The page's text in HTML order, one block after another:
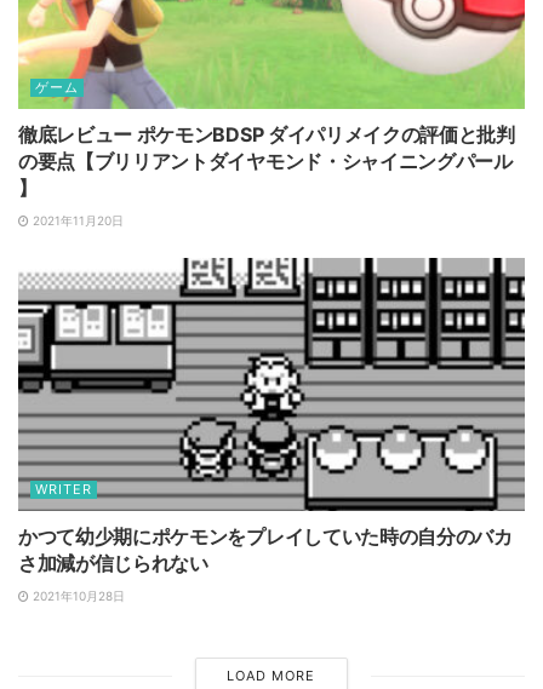
ゲーム
徹底レビュー ポケモンBDSP ダイパリメイクの評価と批判
の要点【ブリリアントダイヤモンド・シャイニングパール
】
2021年11月20日
WRITER
かつて幼少期にポケモンをプレイしていた時の自分のバカ
さ加減が信じられない
2021年10月28日
LOAD MORE